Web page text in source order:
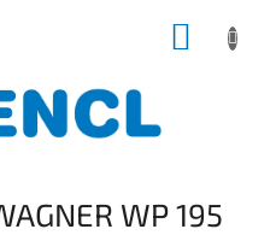
WP 195